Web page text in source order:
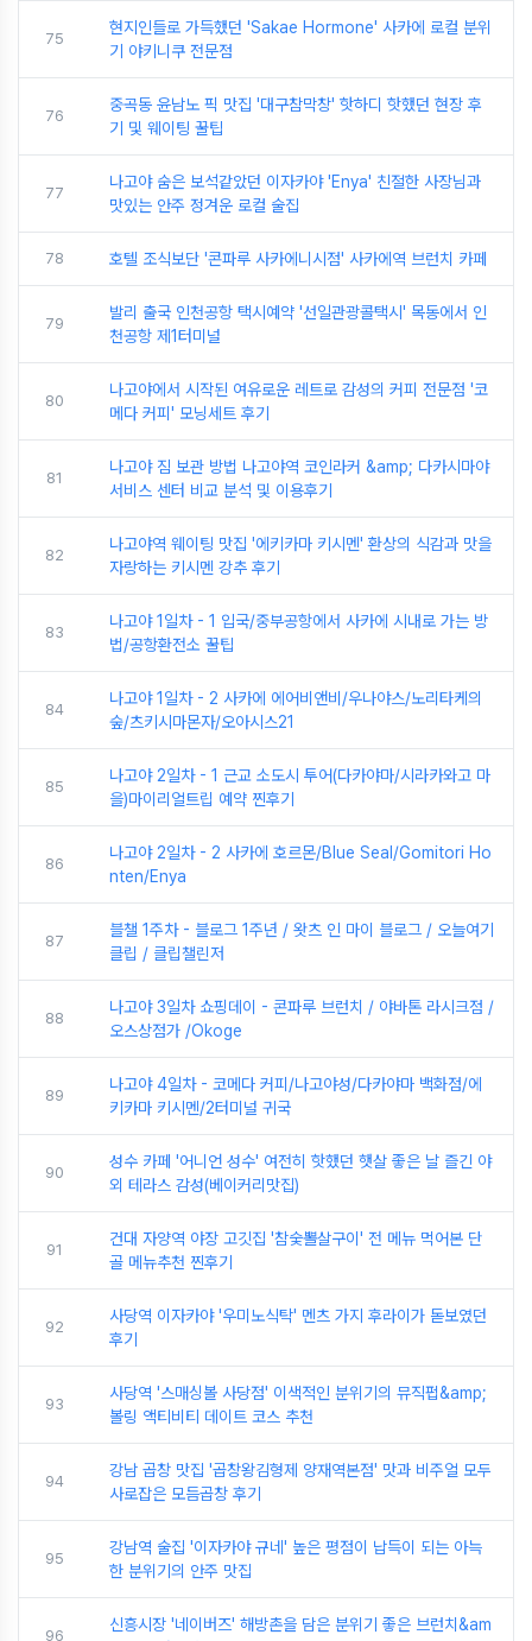
75
현지인들로 가득했던 'Sakae Hormone' 사카에 로컬 분위
기 야키니쿠 전문점
76
중곡동 윤남노 픽 맛집 '대구참막창' 핫하디 핫했던 현장 후
기 및 웨이팅 꿀팁
77
나고야 숨은 보석같았던 이자카야 'Enya' 친절한 사장님과
맛있는 안주 정겨운 로컬 술집
78 호텔 조식보단 '콘파루 사카에니시점' 사카에역 브런치 카페
79
발리 출국 인천공항 택시예약 '선일관광콜택시' 목동에서 인
천공항 제1터미널
80
나고야에서 시작된 여유로운 레트로 감성의 커피 전문점 '코
메다 커피' 모닝세트 후기
81
나고야 짐 보관 방법 나고야역 코인라커 &amp; 다카시마야
서비스 센터 비교 분석 및 이용후기
82
나고야역 웨이팅 맛집 '에키카마 키시멘' 환상의 식감과 맛을
자랑하는 키시멘 강추 후기
83
나고야 1일차 - 1 입국/중부공항에서 사카에 시내로 가는 방
법/공항환전소 꿀팁
84
나고야 1일차 - 2 사카에 에어비앤비/우나야스/노리타케의
숲/츠키시마몬자/오아시스21
85
나고야 2일차 - 1 근교 소도시 투어(다카야마/시라카와고 마
을)마이리얼트립 예약 찐후기
86
나고야 2일차 - 2 사카에 호르몬/Blue Seal/Gomitori Ho
nten/Enya
87
블챌 1주차 - 블로그 1주년 / 왓츠 인 마이 블로그 / 오늘여기
클립 / 클립챌린저
88
나고야 3일차 쇼핑데이 - 콘파루 브런치 / 야바톤 라시크점 /
오스상점가 /Okoge
89
나고야 4일차 - 코메다 커피/나고야성/다카야마 백화점/에
키카마 키시멘/2터미널 귀국
90
성수 카페 '어니언 성수' 여전히 핫했던 햇살 좋은 날 즐긴 야
외 테라스 감성(베이커리맛집)
91
건대 자양역 야장 고깃집 '참숯뽈살구이' 전 메뉴 먹어본 단
골 메뉴추천 찐후기
92
사당역 이자카야 '우미노식탁' 멘츠 가지 후라이가 돋보였던
후기
93
사당역 '스매싱볼 사당점' 이색적인 분위기의 뮤직펍&amp;
볼링 액티비티 데이트 코스 추천
94
강남 곱창 맛집 '곱창왕김형제 양재역본점' 맛과 비주얼 모두
사로잡은 모듬곱창 후기
95
강남역 술집 '이자카야 규네' 높은 평점이 납득이 되는 아늑
한 분위기의 안주 맛집
96
신흥시장 '네이버즈' 해방촌을 담은 분위기 좋은 브런치&am